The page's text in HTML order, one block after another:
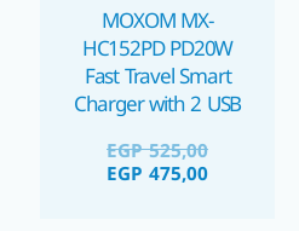
MOXOM MX-
HC152PD PD20W
Fast Travel Smart
Charger with 2 USB
واط بمنفذين
EGP525,00
EGP 475,00